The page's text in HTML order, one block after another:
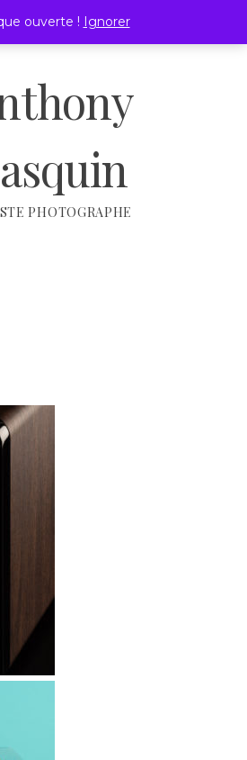
PHOTOGRAPHE
ouverte ! Ignorer